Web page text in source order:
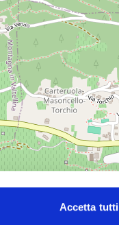
Accetta tutti